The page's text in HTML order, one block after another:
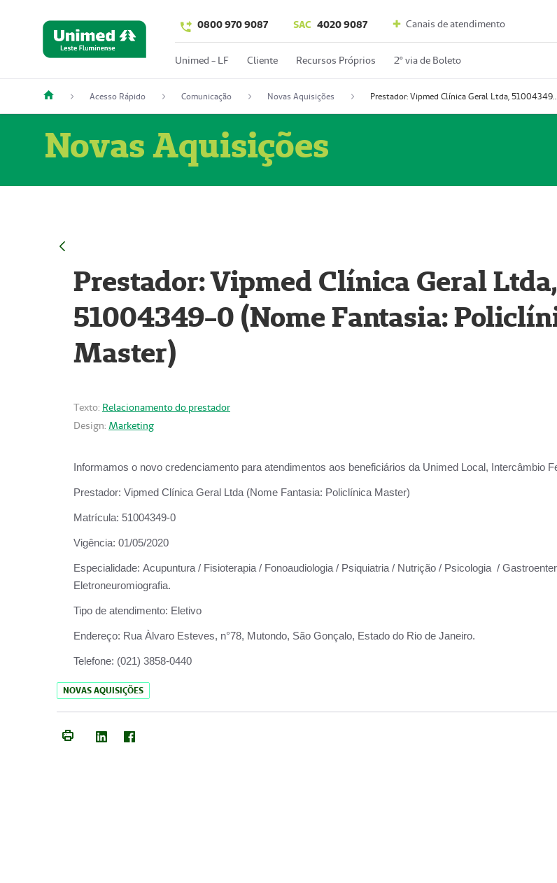
0800 970 9087 SAC 4020 9087 Canais de atendimento
Unimed - LF Cliente Recursos Próprios 2º via de Boleto
Acesso Rápido Comunicação Novas Aquisições Prestador: Vipmed Clínica Geral Ltda, 51004349-0 (Nome Fantasia: Policlínica Master)
Novas Aquisições
Prestador: Vipmed Clínica Geral Ltda,
51004349-0 (Nome Fantasia:
Master)
Texto: Relacionamento do prestador
Design: Marketing
Informamos o novo credenciamento para atendimentos aos beneficiários da Unimed Local, Intercâmbio
Prestador: Vipmed Clínica Geral Ltda (Nome Fantasia: Policlínica Master)
Matrícula: 51004349-0
Vigência: 01/05/2020
Especialidade: Acupuntura / Fisioterapia / Fonoaudiologia / Psiquiatria / Nutrição / Psicologia /
Eletroneuromiografia.
Tipo de atendimento: Eletivo
Endereço: Rua Àlvaro Esteves, n°78, Mutondo, São Gonçalo, Estado do Rio de Janeiro.
Telefone: (021) 3858-0440
NOVAS AQUISIÇÕES